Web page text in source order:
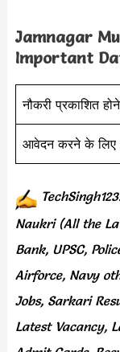
Jamnagar
Important
नौकरी प्रकाशित
आवेदन करने के लिए
Naukri (All the
Bank, UPSC,
Airforce, Navy
Jobs, Sarkari
Latest Vacancy,